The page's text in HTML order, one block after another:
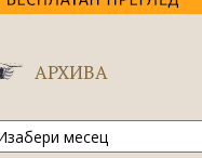
АРХИВА